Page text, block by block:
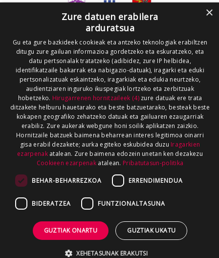
×
Zure datuen erabilera
arduratsua
Gu eta gure bazkideek cookieak eta antzeko teknologiak erabiltzen
ditugu zure gailuan informazioa gordetzeko eta eskuratzeko, eta
datu pertsonalak tratatzeko (adibidez, zure IP helbidea,
identifikatzaile bakarrak eta nabigazio-datuak), iragarki eta eduki
pertsonalizatuak eskaintzeko, iragarkiak eta edukia neurtzeko,
audientziaren inguruko ikuspegiak lortzeko eta zerbitzuak
hobetzeko. Hirugarrenen hornitzaileek (4)zure datuak ere trata
ditzakete helburu hauetarako eta beste batzuetarako, besteak beste
kokapen geografiko zehatzeko datuak eta gailuaren ezaugarriak
erabiliz. Zure aukerak webgune honi soilik aplikatzen zaizkio.
Hornitzaile batzuek baimena beharrean interes legitimoa oinarri
gisa erabil dezakete; aurka egiteko eskubidea duzu Iragarkien
ezarpenakatalean. Zure baimena edozein unetan ken dezakezu
Cookieen ezarpenak atalean. Pribatutasun-politika
BEHAR-BEHARREZKOA ERRENDIMENDUA
BIDERATZEA FUNTZIONALTASUNA
GUZTIAK ONARTU GUZTIAK UKATU
XEHETASUNAK ERAKUTSI